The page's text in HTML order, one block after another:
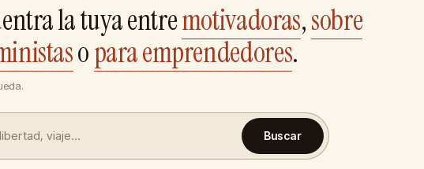
la tuya entremotivadoras,sobre
opara emprendedores.
Buscar